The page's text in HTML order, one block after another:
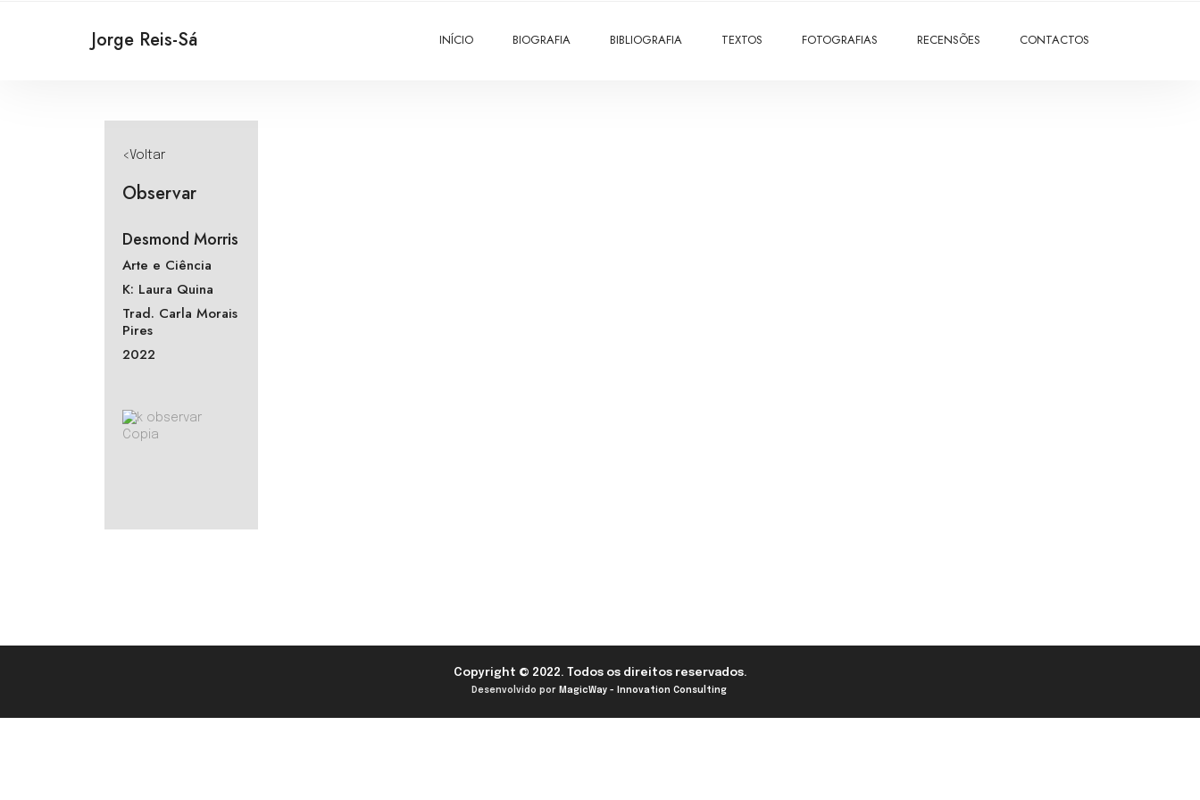
Jorge Reis-Sá INÍCIO BIOGRAFIA BIBLIOGRAFIA TEXTOS FOTOGRAFIAS RECENSÕES CONTACTOS
<Voltar
Observar
Desmond Morris
Arte e Ciência
K: Laura Quina
Trad. Carla Morais
Pires
2022
Copyright © 2022. Todos os direitos reservados.
Desenvolvido por MagicWay - Innovation Consulting